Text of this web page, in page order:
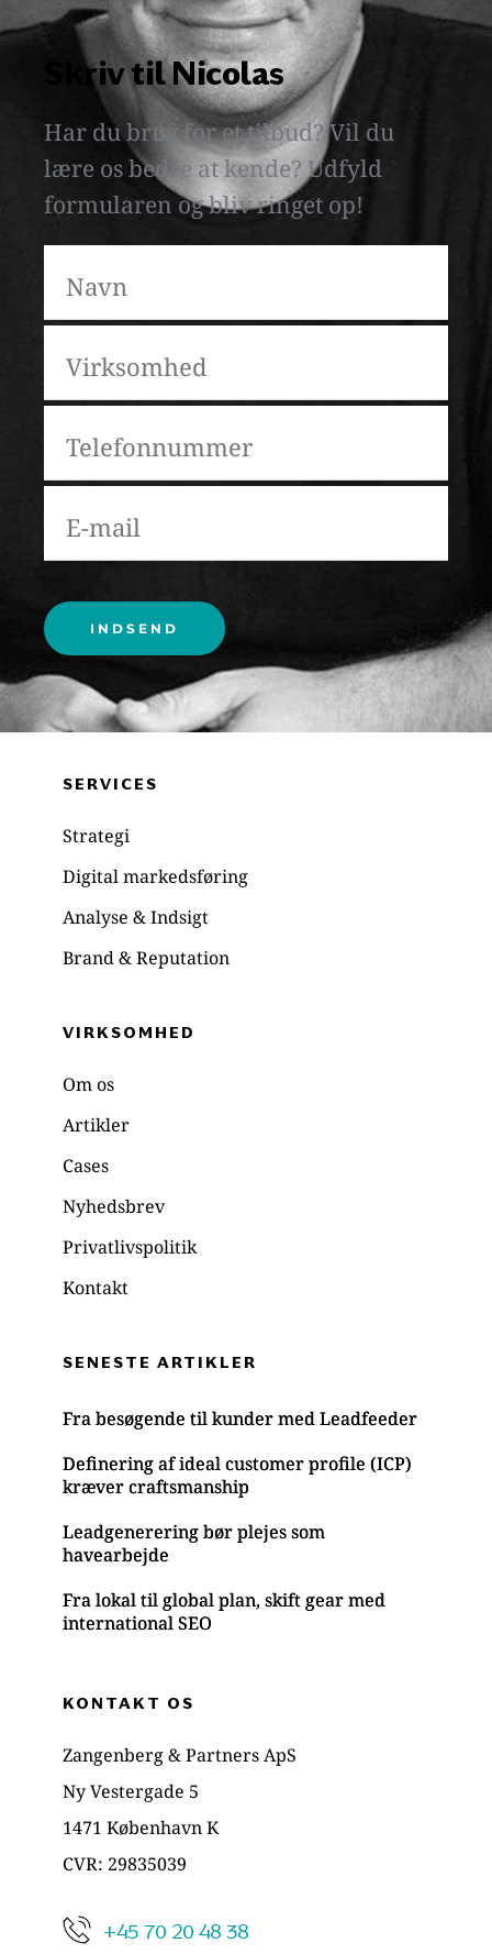
Skriv til Nicolas
Har du brug for et tilbud? Vil du
lære os bedre at kende? Udfyld
formularen og bliv ringet op!
SERVICES
Strategi
Digital markedsføring
Analyse & Indsigt
Brand & Reputation
VIRKSOMHED
Om os
Artikler
Cases
Nyhedsbrev
Privatlivspolitik
Kontakt
SENESTE ARTIKLER
Fra besøgende til kunder med Leadfeeder
Definering af ideal customer profile (ICP)
kræver craftsmanship
Leadgenerering bør plejes som
havearbejde
Fra lokal til global plan, skift gear med
international SEO
KONTAKT OS
Zangenberg & Partners ApS
Ny Vestergade 5
1471 København K
CVR: 29835039
+45 70 20 48 38